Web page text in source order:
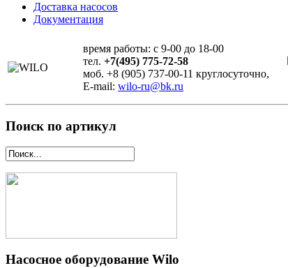
Доставка насосов
Документация
время работы: с 9-00 до 18-00
тел. +7(495) 775-72-58
моб. +8 (905) 737-00-11 круглосуточно,
E-mail: wilo-ru@bk.ru
Поиск по артикул
Насосное оборудование Wilo